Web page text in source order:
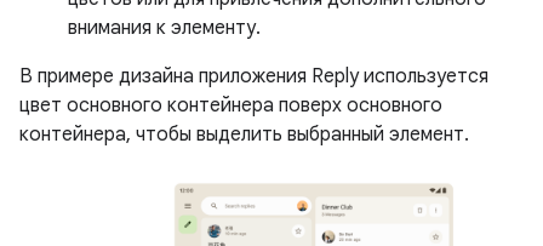
внимания к элементу.
В примере дизайна приложения Reply используется
цвет основного контейнера поверх основного
контейнера, чтобы выделить выбранный элемент.